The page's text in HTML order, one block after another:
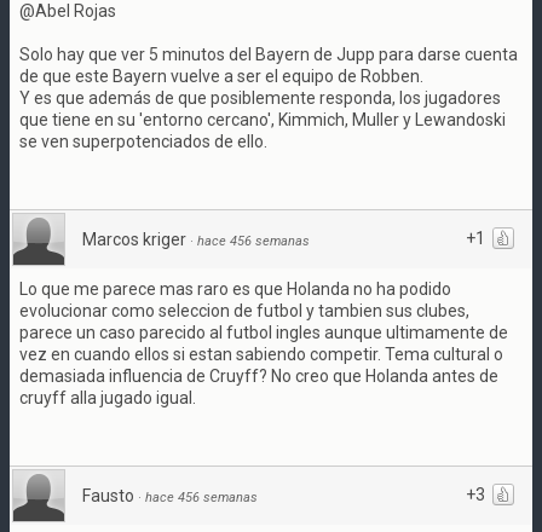
@Abel Rojas
Solo hay que ver 5 minutos del Bayern de Jupp para darse cuenta
de que este Bayern vuelve a ser el equipo de Robben.
Y es que además de que posiblemente responda, los jugadores
que tiene en su 'entorno cercano', Kimmich, Muller y Lewandoski
se ven superpotenciados de ello.
+1
Marcos kriger · hace 456 semanas
Lo que me parece mas raro es que Holanda no ha podido
evolucionar como seleccion de futbol y tambien sus clubes,
parece un caso parecido al futbol ingles aunque ultimamente de
vez en cuando ellos si estan sabiendo competir. Tema cultural o
demasiada influencia de Cruyff? No creo que Holanda antes de
cruyff alla jugado igual.
+3
Fausto · hace 456 semanas